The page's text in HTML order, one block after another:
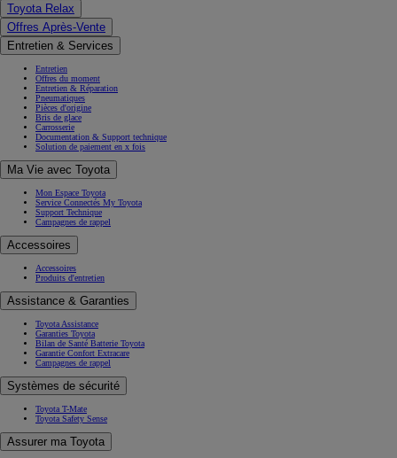
Toyota Relax
Offres Après-Vente
Entretien & Services
Entretien
Offres du moment
Entretien & Réparation
Pneumatiques
Pièces d'origine
Bris de glace
Carrosserie
Documentation & Support technique
Solution de paiement en x fois
Ma Vie avec Toyota
Mon Espace Toyota
Service Connectés My Toyota
Support Technique
Campagnes de rappel
Accessoires
Accessoires
Produits d'entretien
Assistance & Garanties
Toyota Assistance
Garanties Toyota
Bilan de Santé Batterie Toyota
Garantie Confort Extracare
Campagnes de rappel
Systèmes de sécurité
Toyota T-Mate
Toyota Safety Sense
Assurer ma Toyota